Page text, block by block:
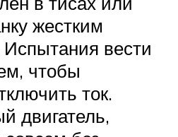
жестким
вести
чтобы
ток.
двигатель,